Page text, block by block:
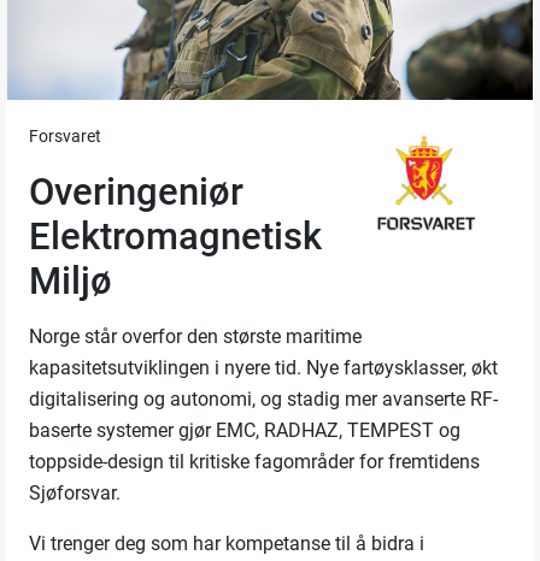
Forsvaret
Overingeniør
Elektromagnetisk
Miljø
Norge står overfor den største maritime
kapasitetsutviklingen i nyere tid. Nye fartøysklasser, økt
digitalisering og autonomi, og stadig mer avanserte RF-
baserte systemer gjør EMC, RADHAZ, TEMPEST og
toppside-design til kritiske fagområder for fremtidens
Sjøforsvar.
Vi trenger deg som har kompetanse til å bidra i